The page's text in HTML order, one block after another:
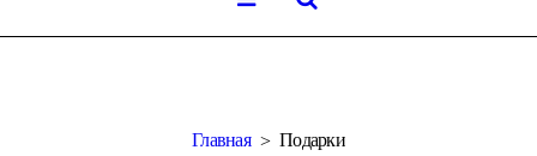
Главная Подарки